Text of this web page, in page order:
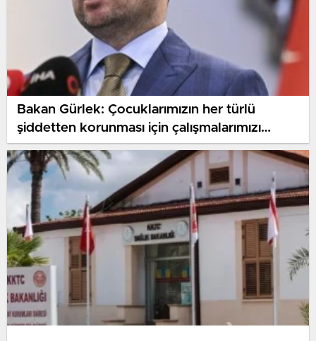
Bakan Gürlek: Çocuklarımızın her türlü
şiddetten korunması için çalışmalarımızı
kararlılıkla sürdüreceğiz